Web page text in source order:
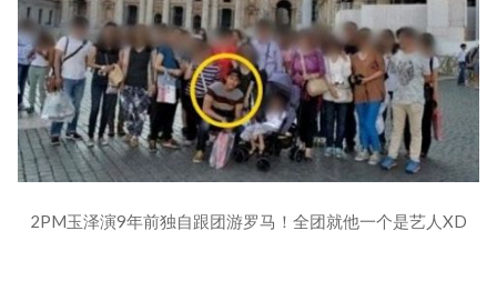
2PM玉泽演9年前独自跟团游罗马！全团就他一个是艺人XD